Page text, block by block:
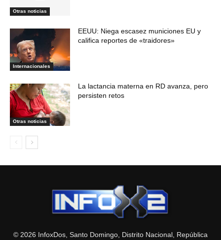
Otras noticias
Internacionales
EEUU: Niega escasez municiones EU y
califica reportes de «traidores»
Otras noticias
La lactancia materna en RD avanza, pero
persisten retos
© 2026 InfoxDos, Santo Domingo, Distrito Nacional, República